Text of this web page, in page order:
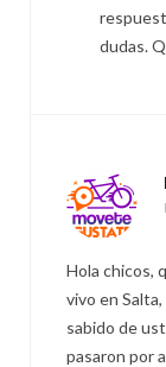
dudas.
Hola chicos,
vivo en
sabido de
pasaron por